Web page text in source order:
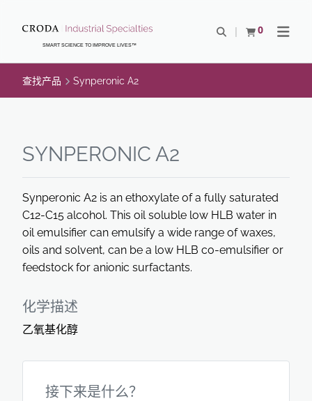
CONTENTSMART SCIENCE TO IMPROVE LIVES™
Open Search
0
查看购物车Open
查找产品 Synperonic A2
SYNPERONIC A2
Synperonic A2 is an ethoxylate of a fully saturated
C12-C15 alcohol. This oil soluble low HLB water in
oil emulsifier can emulsify a wide range of waxes,
oils and solvent, can be a low HLB co-emulsifier or
feedstock for anionic surfactants.
化学描述
乙氧基化醇
接下来是什么？